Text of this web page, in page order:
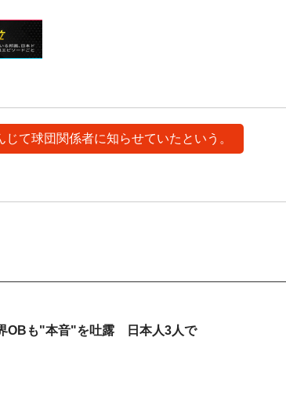
て球団関係者に知らせていたという。
OBも"本音"を吐露 日本人3人で